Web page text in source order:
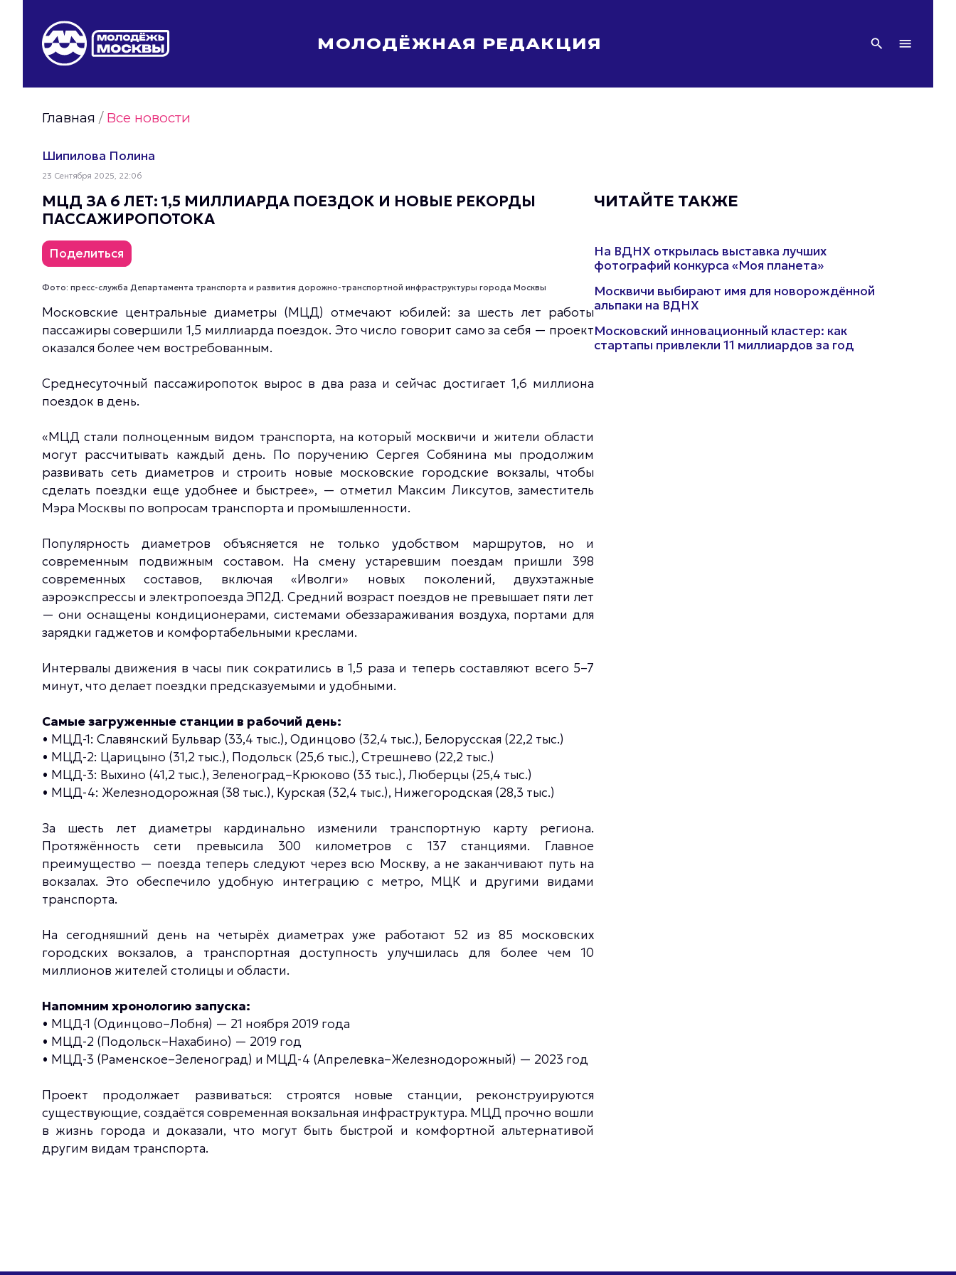
МОЛОДЁЖНАЯ РЕДАКЦИЯ
Видео Молодёжи Москвы
Молодёжь Москвы зелёная
Фото Молодёжи Москвы
Статьи Молодёжи Москвы
Молодёжь Москвы культурная
Молодёжь Москвы спортивная
Главная /Все новости
Шипилова Полина
23 Сентября 2025, 22:06
МЦД ЗА 6 ЛЕТ: 1,5 МИЛЛИАРДА ПОЕЗДОК И НОВЫЕ РЕКОРДЫ
ПАССАЖИРОПОТОКА
Поделиться
Фото: пресс-служба Департамента транспорта и развития дорожно-транспортной инфраструктуры города Москвы
Московские центральные диаметры (МЦД) отмечают юбилей: за шесть лет работы
пассажиры совершили 1,5 миллиарда поездок. Это число говорит само за себя — проект
оказался более чем востребованным.
Среднесуточный пассажиропоток вырос в два раза и сейчас достигает 1,6 миллиона
поездок в день.
«МЦД стали полноценным видом транспорта, на который москвичи и жители области
могут рассчитывать каждый день. По поручению Сергея Собянина мы продолжим
развивать сеть диаметров и строить новые московские городские вокзалы, чтобы
сделать поездки еще удобнее и быстрее», — отметил Максим Ликсутов, заместитель
Мэра Москвы по вопросам транспорта и промышленности.
Популярность диаметров объясняется не только удобством маршрутов, но и
современным подвижным составом. На смену устаревшим поездам пришли 398
современных составов, включая «Иволги» новых поколений, двухэтажные
аэроэкспрессы и электропоезда ЭП2Д. Средний возраст поездов не превышает пяти лет
— они оснащены кондиционерами, системами обеззараживания воздуха, портами для
зарядки гаджетов и комфортабельными креслами.
Интервалы движения в часы пик сократились в 1,5 раза и теперь составляют всего 5–7
минут, что делает поездки предсказуемыми и удобными.
Самые загруженные станции в рабочий день:
• МЦД-1: Славянский Бульвар (33,4 тыс.), Одинцово (32,4 тыс.), Белорусская (22,2 тыс.)
• МЦД-2: Царицыно (31,2 тыс.), Подольск (25,6 тыс.), Стрешнево (22,2 тыс.)
• МЦД-3: Выхино (41,2 тыс.), Зеленоград–Крюково (33 тыс.), Люберцы (25,4 тыс.)
• МЦД-4: Железнодорожная (38 тыс.), Курская (32,4 тыс.), Нижегородская (28,3 тыс.)
За шесть лет диаметры кардинально изменили транспортную карту региона.
Протяжённость сети превысила 300 километров с 137 станциями. Главное
преимущество — поезда теперь следуют через всю Москву, а не заканчивают путь на
вокзалах. Это обеспечило удобную интеграцию с метро, МЦК и другими видами
транспорта.
На сегодняшний день на четырёх диаметрах уже работают 52 из 85 московских
городских вокзалов, а транспортная доступность улучшилась для более чем 10
миллионов жителей столицы и области.
Напомним хронологию запуска:
• МЦД-1 (Одинцово–Лобня) — 21 ноября 2019 года
• МЦД-2 (Подольск–Нахабино) — 2019 год
• МЦД-3 (Раменское–Зеленоград) и МЦД-4 (Апрелевка–Железнодорожный) — 2023 год
Проект продолжает развиваться: строятся новые станции, реконструируются
существующие, создаётся современная вокзальная инфраструктура. МЦД прочно вошли
в жизнь города и доказали, что могут быть быстрой и комфортной альтернативой
другим видам транспорта.
ЧИТАЙТЕ ТАКЖЕ
На ВДНХ открылась выставка лучших
фотографий конкурса «Моя планета»
Москвичи выбирают имя для новорождённой
альпаки на ВДНХ
Московский инновационный кластер: как
стартапы привлекли 11 миллиардов за год